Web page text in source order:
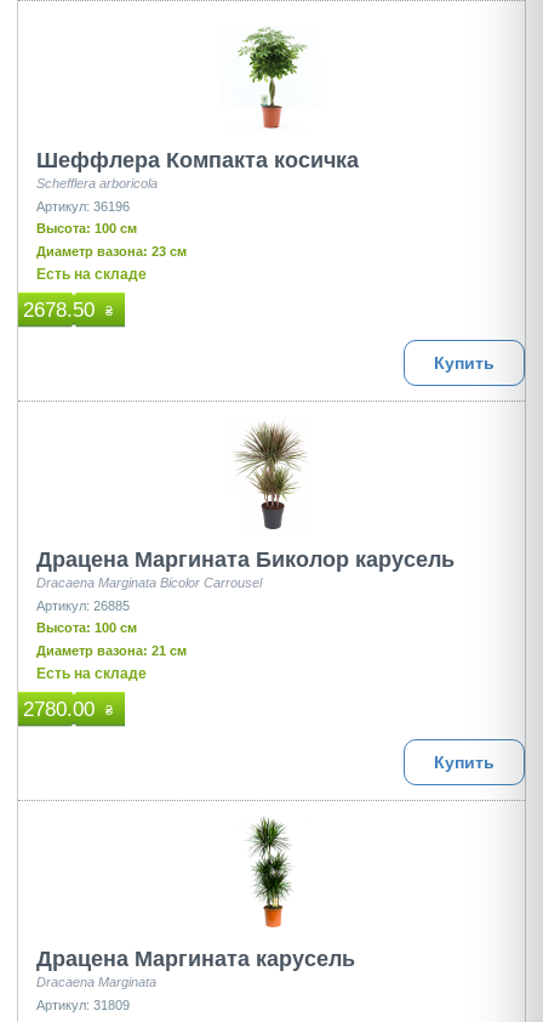
Шеффлера Компакта косичка
Schefflera arboricola
Артикул: 36196
Высота: 100 см
Диаметр вазона: 23 см
Есть на складе
2678.50 ₴
Купить
Драцена Маргината Биколор карусель
Dracaena Marginata Bicolor Carrousel
Артикул: 26885
Высота: 100 см
Диаметр вазона: 21 см
Есть на складе
2780.00 ₴
Купить
Драцена Маргината карусель
Dracaena Marginata
Артикул: 31809